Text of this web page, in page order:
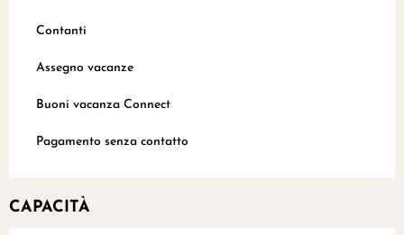
Contanti
Assegno vacanze
Buoni vacanza Connect
Pagamento senza contatto
CAPACITÀ